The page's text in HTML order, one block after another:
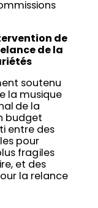
de
de la
soutenu
la musique
de la
budget
entre des
pour
fragiles
et des
la relance